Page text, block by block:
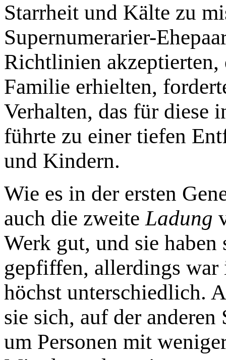
Starrheit und Kälte zu
Supernumerarier-
Richtlinien
Familie erhielten,
Verhalten, das für diese
führte zu einer tiefen
und Kindern.
Wie es in der ersten
auch die zweite Ladung
Werk gut, und sie haben
gepfiffen, allerdings
höchst unterschiedlich.
sie sich, auf der anderen
um Personen mit